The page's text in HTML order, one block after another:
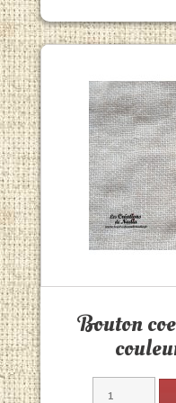
Bouton